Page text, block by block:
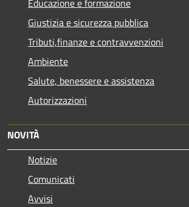
Educazione e formazione
Giustizia e sicurezza pubblica
Tributi,finanze e contravvenzioni
Ambiente
Salute, benessere e assistenza
Autorizzazioni
NOVITÀ
Notizie
Comunicati
Avvisi